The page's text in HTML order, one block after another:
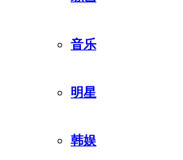
音乐
明星
韩娱